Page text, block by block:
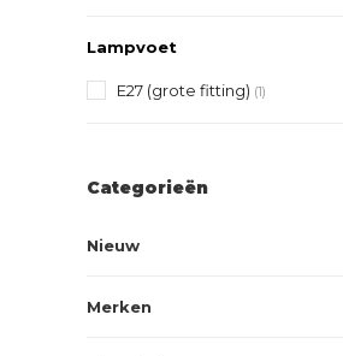
Lampvoet
E27 (grote fitting) (1)
Categorieën
Nieuw
Merken